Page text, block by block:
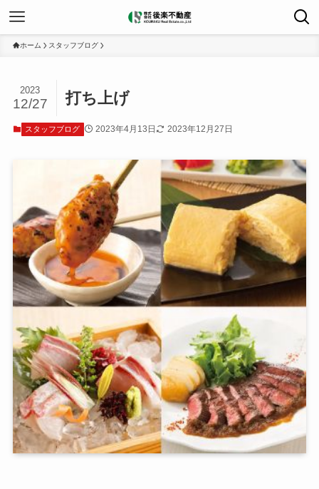
ホーム スタッフブログ
打ち上げ
2023
12/27
スタッフブログ 2023年4月13日 2023年12月27日